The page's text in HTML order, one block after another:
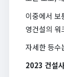
이중에서 보
영건설의 워
자세한 등수
2023 건설